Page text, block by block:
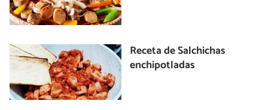
Receta de Salchichas
enchipotladas